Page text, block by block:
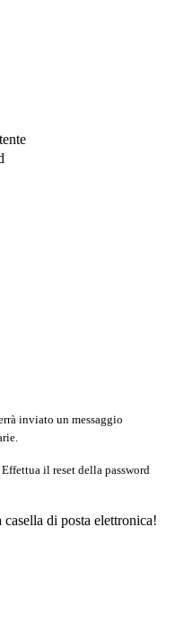
inviato un messaggio
il reset della password
di posta elettronica!